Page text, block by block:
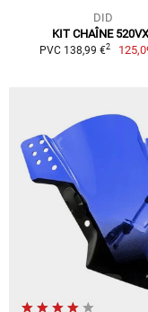
DID
KIT CHAÎNE
PVC 138,99 €2